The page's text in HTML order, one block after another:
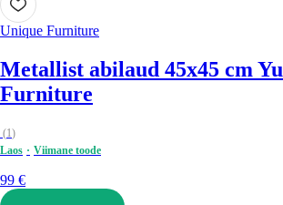
Unique Furniture
Metallist abilaud 45x45 cm
Furniture
(1)
Laos
Viimane toode
99 €